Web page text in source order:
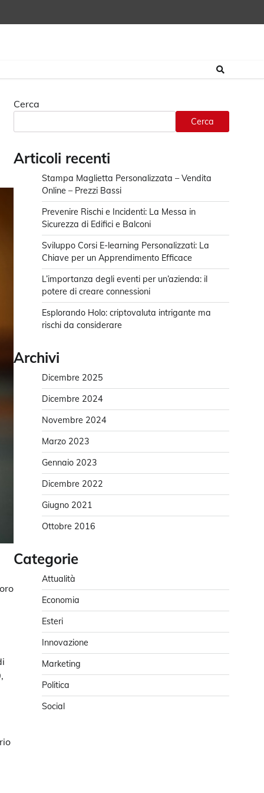
Cerca
Cerca
Articoli recenti
Stampa Maglietta Personalizzata – Vendita
Online – Prezzi Bassi
Prevenire Rischi e Incidenti: La Messa in
Sicurezza di Edifici e Balconi
Sviluppo Corsi E-learning Personalizzati: La
Chiave per un Apprendimento Efficace
L’importanza degli eventi per un’azienda: il
potere di creare connessioni
Esplorando Holo: criptovaluta intrigante ma
rischi da considerare
Archivi
Dicembre 2025
Dicembre 2024
Novembre 2024
Marzo 2023
Gennaio 2023
Dicembre 2022
Giugno 2021
Ottobre 2016
Categorie
Attualità
Economia
Esteri
Innovazione
Marketing
Politica
Social